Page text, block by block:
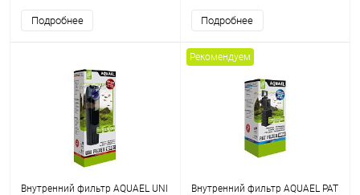
Подробнее Подробнее
Внутренний фильтр AQUAEL UNI
Рекомендуем
Внутренний фильтр AQUAEL PAT